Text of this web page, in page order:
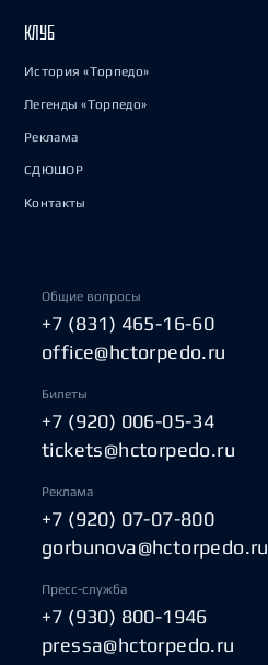
КЛУБ
История «Торпедо»
Легенды «Торпедо»
Реклама
СДЮШОР
Контакты
Общие вопросы
+7 (831) 465-16-60
office@hctorpedo.ru
Билеты
+7 (920) 006-05-34
tickets@hctorpedo.ru
Реклама
+7 (920) 07-07-800
gorbunova@hctorpedo.ru
Пресс-служба
+7 (930) 800-1946
pressa@hctorpedo.ru